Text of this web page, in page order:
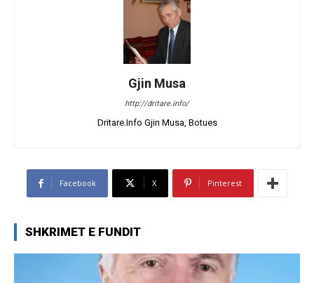
Gjin Musa
http://dritare.info/
Dritare.Info Gjin Musa, Botues
Facebook X Pinterest
SHKRIMET E FUNDIT